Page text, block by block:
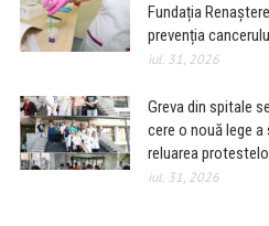
Fundația
prevenția
iul. 31, 2026
Greva din spitale
cere o nouă lege
reluarea
iul. 31, 2026